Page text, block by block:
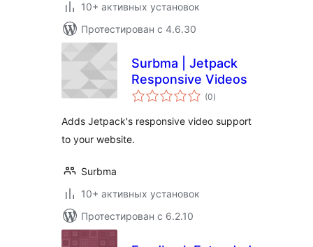
10+ активных установок
Протестирован с 4.6.30
Surbma | Jetpack
Responsive Videos
(0общий
рейтинг
)
Adds Jetpack's responsive video support
to your website.
Surbma
10+ активных установок
Протестирован с 6.2.10